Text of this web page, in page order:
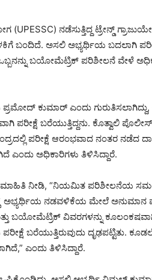
ನಡೆಸುತ್ತಿದ್ದ ಟ್ರೇನ್ಡ್
ಬಂದಿದೆ. ಅಸಲಿ ಅಭ್ಯರ್ಥಿಯ ಬದಲಾಗಿ
ಬಯೋಮೆಟ್ರಿಕ್ ಪರಿಶೀಲನೆ ವೇಳೆ
ಕುಮಾರ್ ಎಂದು
ಬರೆಯುತ್ತಿದ್ದನು. ಕೊತ್ವಾಲಿ ಪೊಲೀಸ್
ಪರೀಕ್ಷೆ ಆರಂಭವಾದ ನಂತರ
ಅಧಿಕಾರಿಗಳು ತಿಳಿಸಿದ್ದಾರೆ.
ಮಾಹಿತಿ ನೀಡಿ, “ನಿಯಮಿತ ಪರಿಶೀಲನೆಯ
ಅಭ್ಯರ್ಥಿಯ ನಡವಳಿಕೆಯ ಮೇಲೆ ಅನುಮಾನ
ಬಯೋಮೆಟ್ರಿಕ್ ವಿವರಗಳನ್ನು
ಬರೆಯುತ್ತಿರುವುದು ದೃಢಪಟ್ಟಿತು.
ಎಂದು ತಿಳಿಸಿದ್ದಾರೆ.